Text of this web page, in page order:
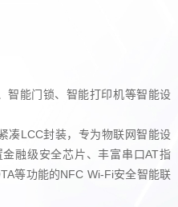
智能门锁、智能打印机等智能设
凑LCC封装，专为物联网智能设
融级安全芯片、丰富串口AT指
等功能的NFC Wi-Fi安全智能联